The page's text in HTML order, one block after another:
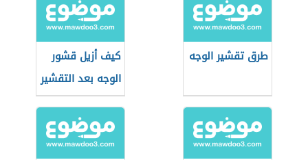
طرق تقشير الوجه
كيف أزيل قشور
الوجه بعد التقشير